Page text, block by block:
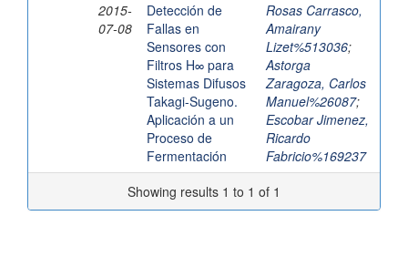
2015-
07-08
Detección de
Fallas en
Sensores con
Filtros H∞ para
Sistemas Difusos
Takagi-Sugeno.
Aplicación a un
Proceso de
Fermentación
Rosas Carrasco,
Amairany
Lizet%513036;
Astorga
Zaragoza, Carlos
Manuel%26087;
Escobar Jimenez,
Ricardo
Fabricio%169237
Showing results 1 to 1 of 1